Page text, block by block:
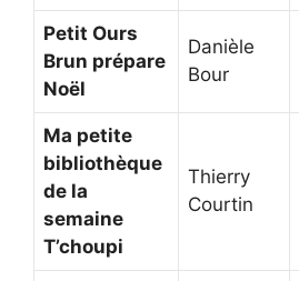
Petit Ours
Brun prépare
Noël
Danièle
Bour
Ma petite
bibliothèque
de la
semaine
T’choupi
Thierry
Courtin